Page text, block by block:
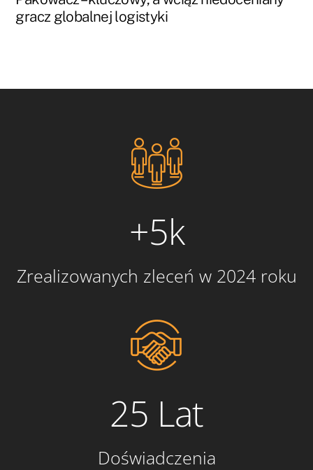
gracz globalnej logistyki
+5k
Zrealizowanych zleceń w 2024 roku
25 Lat
Doświadczenia